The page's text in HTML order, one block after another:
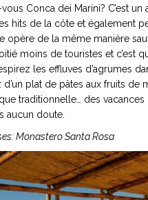
Conca dei Marini? C’est un
hits de la côte et également
opère de la même manière
moins de touristes et c’est
les effluves d’agrumes
plat de pâtes aux fruits de
traditionnelle… des vacances
aucun doute.
Monastero Santa Rosa